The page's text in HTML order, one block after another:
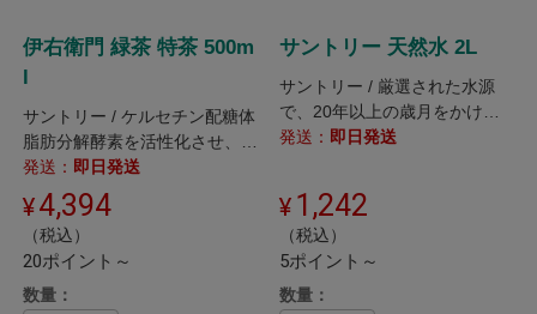
伊右衛門 緑茶 特茶 500m
l
サントリー / ケルセチン配糖体
脂肪分解酵素を活性化させ、体
脂肪を減らすのを助ける効果が
ある緑茶。
発送： 即日発送
4,394
（税込）
20ポイント～
数量：
サントリー 天然水 2L
サントリー / 厳選された水源
で、20年以上の歳月をかけて
磨き抜かれた、ナチュラルミネ
発送： 即日発送
1,242
（税込）
5ポイント～
数量：